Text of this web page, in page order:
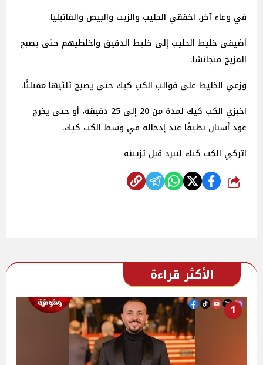
في وعاء آخر، اخفقي الحليب والزيت والبيض والفانيليا.
أضيفي خليط الحليب إلى خليط الدقيق واخلطيهم حتى يصبح
المزيج متجانسًا.
وزعي الخليط على قوالب الكب كيك حتى يصبح ثلثيها ممتلئًا.
اخبزي الكب كيك لمدة من 20 إلى 25 دقيقة، أو حتى يخرج
عود أسنان نظيفًا عند إدخاله في وسط الكب كيك.
اتركي الكب كيك ليبرد قبل تزيينه
شارك
الأكثر قراءة
1